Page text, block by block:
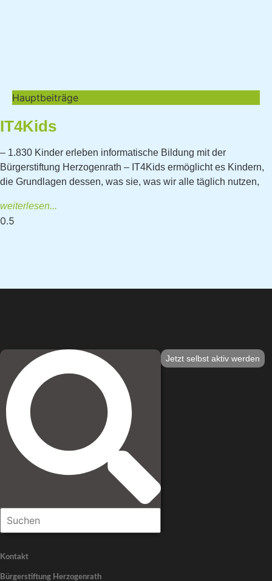
Hauptbeiträge
IT4Kids
– 1.830 Kinder erleben informatische Bildung mit der
Bürgerstiftung Herzogenrath – IT4Kids ermöglicht es Kindern,
die Grundlagen dessen, was sie, was wir alle täglich nutzen,
weiterlesen...
Jetzt selbst aktiv werden
Kontakt
Bürgerstiftung Herzogenrath